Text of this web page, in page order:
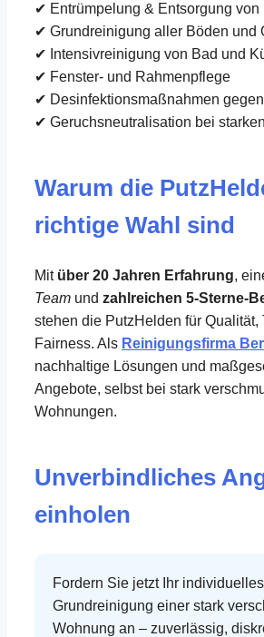
✔ Entrümpelung & Entsorgung von
✔ Grundreinigung aller Böden und
✔ Intensivreinigung von Bad und
✔ Fenster- und Rahmenpflege
✔ Desinfektionsmaßnahmen
✔ Geruchsneutralisation bei
Warum die
richtige Wahl sind
Mit über 20 Jahren Erfahrung,
Team und zahlreichen 5-Sterne-
stehen die PutzHelden für Qualität,
Fairness. Als Reinigungsfirma
nachhaltige Lösungen und
Angebote, selbst bei stark
Wohnungen.
Unverbindliches
einholen
Fordern Sie jetzt Ihr
Grundreinigung einer stark
Wohnung an – zuverlässig,